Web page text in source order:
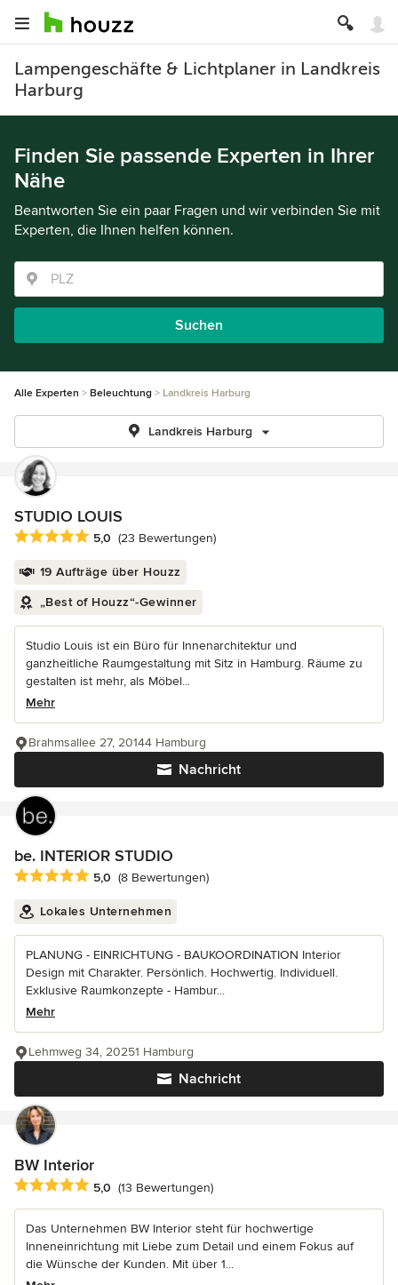
Lampengeschäfte & Lichtplaner in Landkreis
Harburg
Finden Sie passende Experten in Ihrer
Nähe
Beantworten Sie ein paar Fragen und wir verbinden Sie mit
Experten, die Ihnen helfen können.
Suchen
Alle Experten Beleuchtung Landkreis Harburg
Landkreis Harburg
STUDIO LOUIS
Durchschnittliche Bewertung: 5 von 5 Sternen
5,0 (23 Bewertungen)
19 Aufträge über Houzz
„Best of Houzz“-Gewinner
Studio Louis ist ein Büro für Innenarchitektur und
ganzheitliche Raumgestaltung mit Sitz in Hamburg. Räume zu
gestalten ist mehr, als Möbel...
Mehr
Nachricht
Brahmsallee 27, 20144 Hamburg
be. INTERIOR STUDIO
Durchschnittliche Bewertung: 5 von 5 Sternen
5,0 (8 Bewertungen)
Lokales Unternehmen
PLANUNG - EINRICHTUNG - BAUKOORDINATION Interior
Design mit Charakter. Persönlich. Hochwertig. Individuell.
Exklusive Raumkonzepte - Hambur...
Mehr
Nachricht
Lehmweg 34, 20251 Hamburg
BW Interior
Durchschnittliche Bewertung: 5 von 5 Sternen
5,0 (13 Bewertungen)
Das Unternehmen BW Interior steht für hochwertige
Inneneinrichtung mit Liebe zum Detail und einem Fokus auf
die Wünsche der Kunden. Mit über 1...